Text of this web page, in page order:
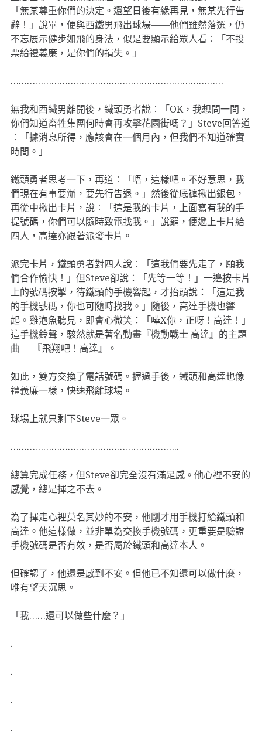
「無某尊重你們的決定。還望日後有緣再見，無某先行告
辭！」說畢，便與西鐵男飛出球場——他們雖然落選，仍
不忘展示健步如飛的身法，似是要顯示給眾人看︰「不投
票給禮義廉，是你們的損失。」
……………………………………………………………………
無我和西鐵男離開後，鐵頭勇者說︰「OK，我想問一問，
你們知道畜牲集團何時會再攻擊花園街嗎？」Steve回答道
︰「據消息所得，應該會在一個月內，但我們不知道確實
時間。」
鐵頭勇者思考一下，再道︰「唔，這樣吧。不好意思，我
們現在有事要辦，要先行告退。」然後從底褲揪出銀包，
再從中揪出卡片，說︰「這是我的卡片，上面寫有我的手
提號碼，你們可以隨時致電找我。」說罷，便遞上卡片給
四人，高達亦跟著派發卡片。
派完卡片，鐵頭勇者對四人說︰「這我們要先走了，願我
們合作愉快！」但Steve卻說：「先等一等！」一邊按卡片
上的號碼按掣，待鐵頭的手機響起，才抬頭說：「這是我
的手機號碼，你也可隨時找我。」隨後，高達手機也響
起。雞泡魚聽見，即會心微笑：「嘩X你，正呀！高達！」
這手機鈴聲，駭然就是著名動畫『機動戰士 高達』的主題
曲—-『飛翔吧！高達』。
如此，雙方交換了電話號碼。握過手後，鐵頭和高達也像
禮義廉一樣，快速飛離球場。
球場上就只剩下Steve一眾。
……………………………………………………..
總算完成任務，但Steve卻完全沒有滿足感。他心裡不安的
感覺，總是揮之不去。
為了揮走心裡莫名其妙的不安，他剛才用手機打給鐵頭和
高達。他這樣做，並非單為交換手機號碼，更重要是驗證
手機號碼是否有效，是否屬於鐵頭和高達本人。
但確認了，他還是感到不安。但他已不知還可以做什麼，
唯有望天沉思。
「我……還可以做些什麼？」
.
.
.
.